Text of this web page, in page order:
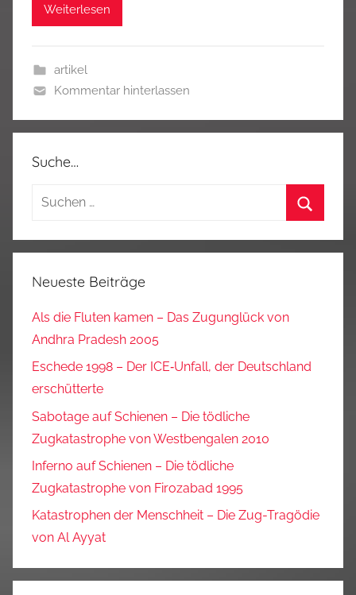
Weiterlesen
artikel
Kommentar hinterlassen
Suche…
Suchen
Neueste Beiträge
Als die Fluten kamen – Das Zugunglück von
Andhra Pradesh 2005
Eschede 1998 – Der ICE‑Unfall, der Deutschland
erschütterte
Sabotage auf Schienen – Die tödliche
Zugkatastrophe von Westbengalen 2010
Inferno auf Schienen – Die tödliche
Zugkatastrophe von Firozabad 1995
Katastrophen der Menschheit – Die Zug-Tragödie
von Al Ayyat